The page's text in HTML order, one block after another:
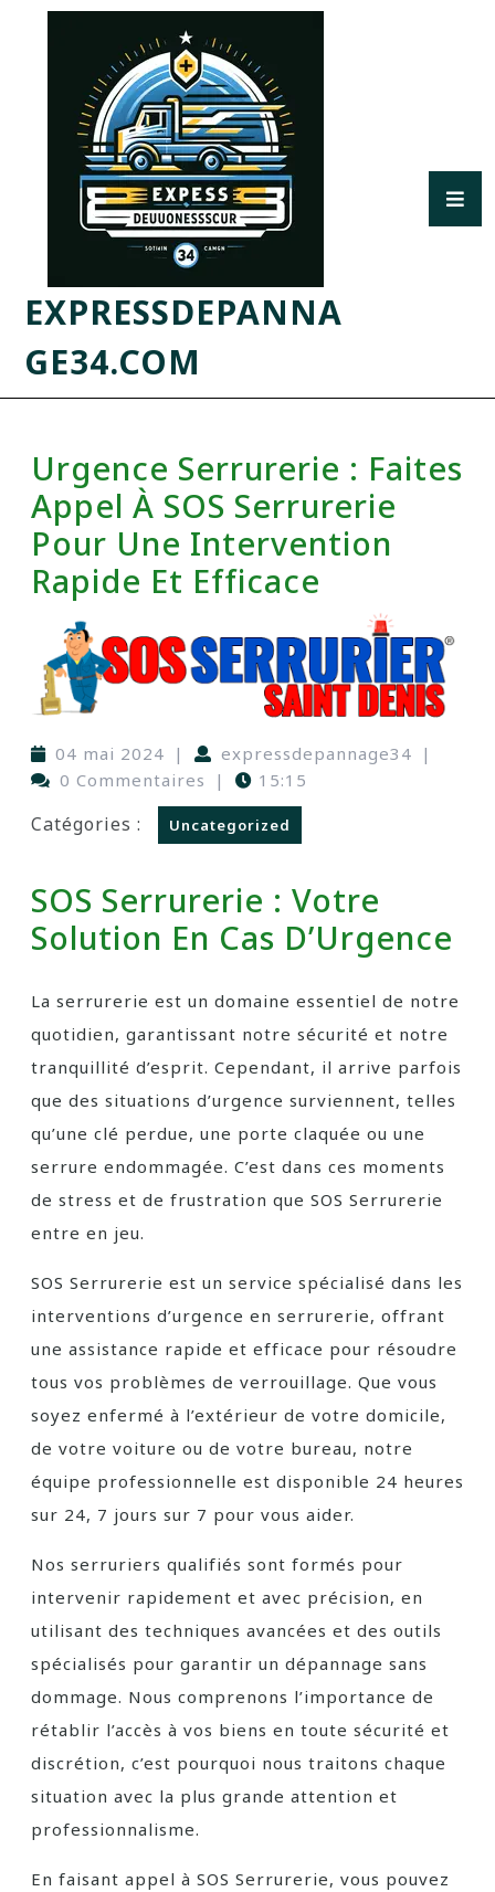
EXPRESSDEPANNA
GE34.COM
Urgence Serrurerie : Faites
Appel À SOS Serrurerie
Pour Une Intervention
Rapide Et Efficace
04 mai 2024 | expressdepannage34 |
0 Commentaires
| 15:15
Catégories : Uncategorized
SOS Serrurerie : Votre
Solution En Cas D’Urgence
La serrurerie est un domaine essentiel de notre
quotidien, garantissant notre sécurité et notre
tranquillité d’esprit. Cependant, il arrive parfois
que des situations d’urgence surviennent, telles
qu’une clé perdue, une porte claquée ou une
serrure endommagée. C’est dans ces moments
de stress et de frustration que SOS Serrurerie
entre en jeu.
SOS Serrurerie est un service spécialisé dans les
interventions d’urgence en serrurerie, offrant
une assistance rapide et efficace pour résoudre
tous vos problèmes de verrouillage. Que vous
soyez enfermé à l’extérieur de votre domicile,
de votre voiture ou de votre bureau, notre
équipe professionnelle est disponible 24 heures
sur 24, 7 jours sur 7 pour vous aider.
Nos serruriers qualifiés sont formés pour
intervenir rapidement et avec précision, en
utilisant des techniques avancées et des outils
spécialisés pour garantir un dépannage sans
dommage. Nous comprenons l’importance de
rétablir l’accès à vos biens en toute sécurité et
discrétion, c’est pourquoi nous traitons chaque
situation avec la plus grande attention et
professionnalisme.
En faisant appel à SOS Serrurerie, vous pouvez